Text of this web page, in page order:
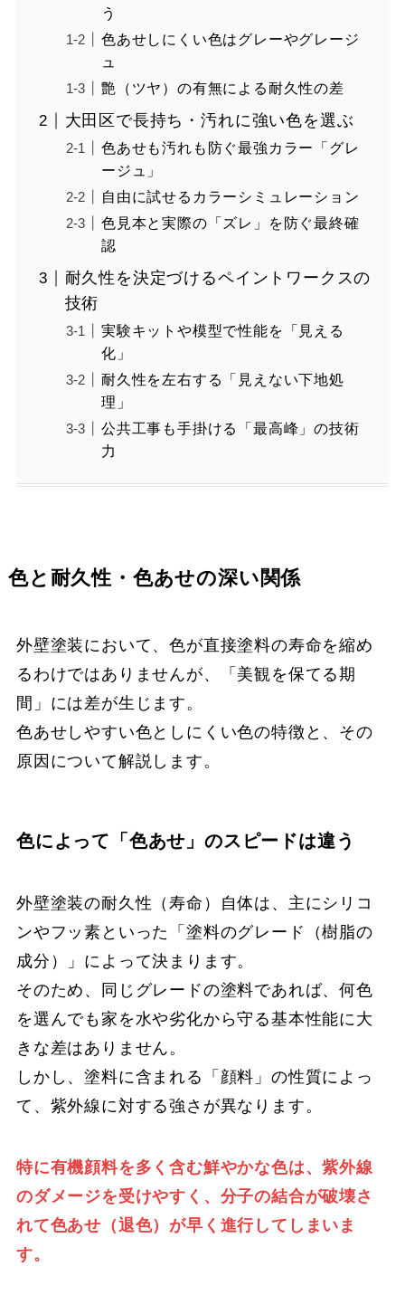
う
色あせしにくい色はグレーやグレージ
ュ
艶（ツヤ）の有無による耐久性の差
大田区で長持ち・汚れに強い色を選ぶ
色あせも汚れも防ぐ最強カラー「グレ
ージュ」
自由に試せるカラーシミュレーション
色見本と実際の「ズレ」を防ぐ最終確
認
耐久性を決定づけるペイントワークスの
技術
実験キットや模型で性能を「見える
化」
耐久性を左右する「見えない下地処
理」
公共工事も手掛ける「最高峰」の技術
力
色と耐久性・色あせの深い関係
外壁塗装において、色が直接塗料の寿命を縮め
るわけではありませんが、「美観を保てる期
間」には差が生じます。
色あせしやすい色としにくい色の特徴と、その
原因について解説します。
色によって「色あせ」のスピードは違う
外壁塗装の耐久性（寿命）自体は、主にシリコ
ンやフッ素といった「塗料のグレード（樹脂の
成分）」によって決まります。
そのため、同じグレードの塗料であれば、何色
を選んでも家を水や劣化から守る基本性能に大
きな差はありません。
しかし、塗料に含まれる「顔料」の性質によっ
て、紫外線に対する強さが異なります。
特に有機顔料を多く含む鮮やかな色は、紫外線
のダメージを受けやすく、分子の結合が破壊さ
れて色あせ（退色）が早く進行してしまいま
す。